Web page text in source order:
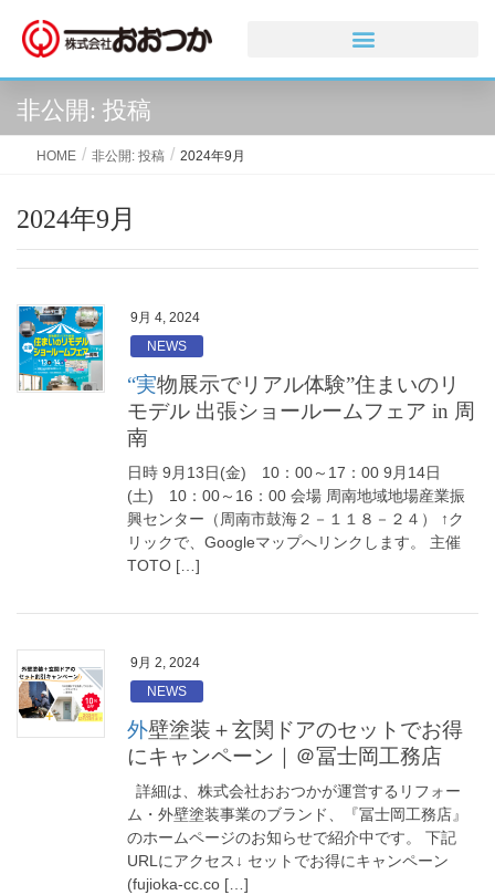
非公開: 投稿
HOME 非公開: 投稿 2024年9月
2024年9月
9月 4, 2024
NEWS
“実物展示でリアル体験”住まいのリ
モデル 出張ショールームフェア in 周
南
日時 9月13日(金) 10：00～17：00 9月14日
(土) 10：00～16：00 会場 周南地域地場産業振
興センター（周南市鼓海２－１１８－２４） ↑ク
リックで、Googleマップへリンクします。 主催
TOTO […]
9月 2, 2024
NEWS
外壁塗装＋玄関ドアのセットでお得
にキャンペーン｜＠冨士岡工務店
詳細は、株式会社おおつかが運営するリフォー
ム・外壁塗装事業のブランド、『冨士岡工務店』
のホームページのお知らせで紹介中です。 下記
URLにアクセス↓ セットでお得にキャンペーン
(fujioka-cc.co […]